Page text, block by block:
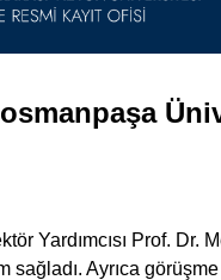
Yardımcısı Prof.
sağladı. Ayrıca